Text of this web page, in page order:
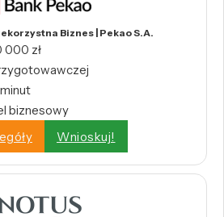
Biznes | Pekao S.A.
000 zł
biznesowy
Wnioskuj!